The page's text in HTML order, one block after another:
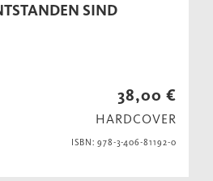
SIND
38,00 €
HARDCOVER
ISBN: 978-3-406-81192-0